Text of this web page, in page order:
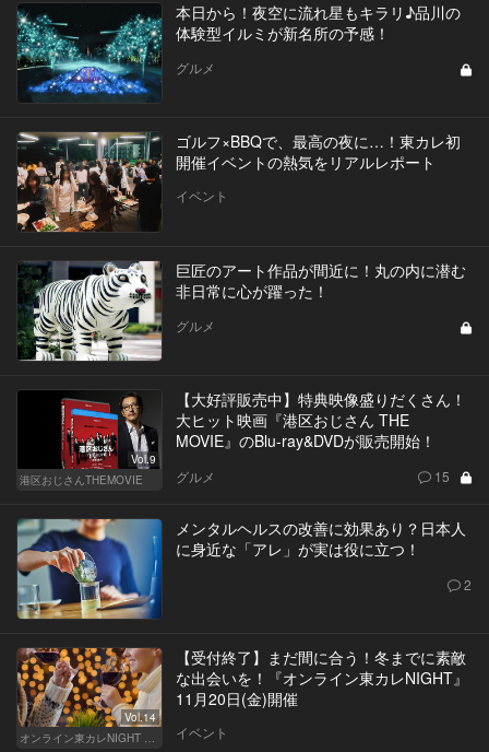
本日から！夜空に流れ星もキラリ♪品川の
体験型イルミが新名所の予感！
グルメ
ゴルフ×BBQで、最高の夜に…！東カレ初
開催イベントの熱気をリアルレポート
イベント
巨匠のアート作品が間近に！丸の内に潜む
非日常に心が躍った！
グルメ
Vol.9
港区おじさんTHEMOVIE
【大好評販売中】特典映像盛りだくさん！
大ヒット映画『港区おじさん THE
MOVIE』のBlu-ray&DVDが販売開始！
グルメ 15
メンタルヘルスの改善に効果あり？日本人
に身近な「アレ」が実は役に立つ！
2
Vol.14
オンライン東カレNIGHT イベント募集
【受付終了】まだ間に合う！冬までに素敵
な出会いを！『オンライン東カレNIGHT』
11月20日(金)開催
イベント